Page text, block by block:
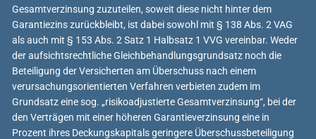
Gesamtverzinsung zuzuteilen, soweit diese nicht hinter dem
Garantiezins zurückbleibt, ist dabei sowohl mit § 138 Abs. 2 VAG
als auch mit § 153 Abs. 2 Satz 1 Halbsatz 1 VVG vereinbar. Weder
der aufsichtsrechtliche Gleichbehandlungsgrundsatz noch die
Beteiligung der Versicherten am Überschuss nach einem
verursachungsorientierten Verfahren verbieten zudem im
Grundsatz eine sog. „risikoadjustierte Gesamtverzinsung“, bei der
den Verträgen mit einer höheren Garantieverzinsung eine in
Prozent ihres Deckungskapitals geringere Überschussbeteiligung